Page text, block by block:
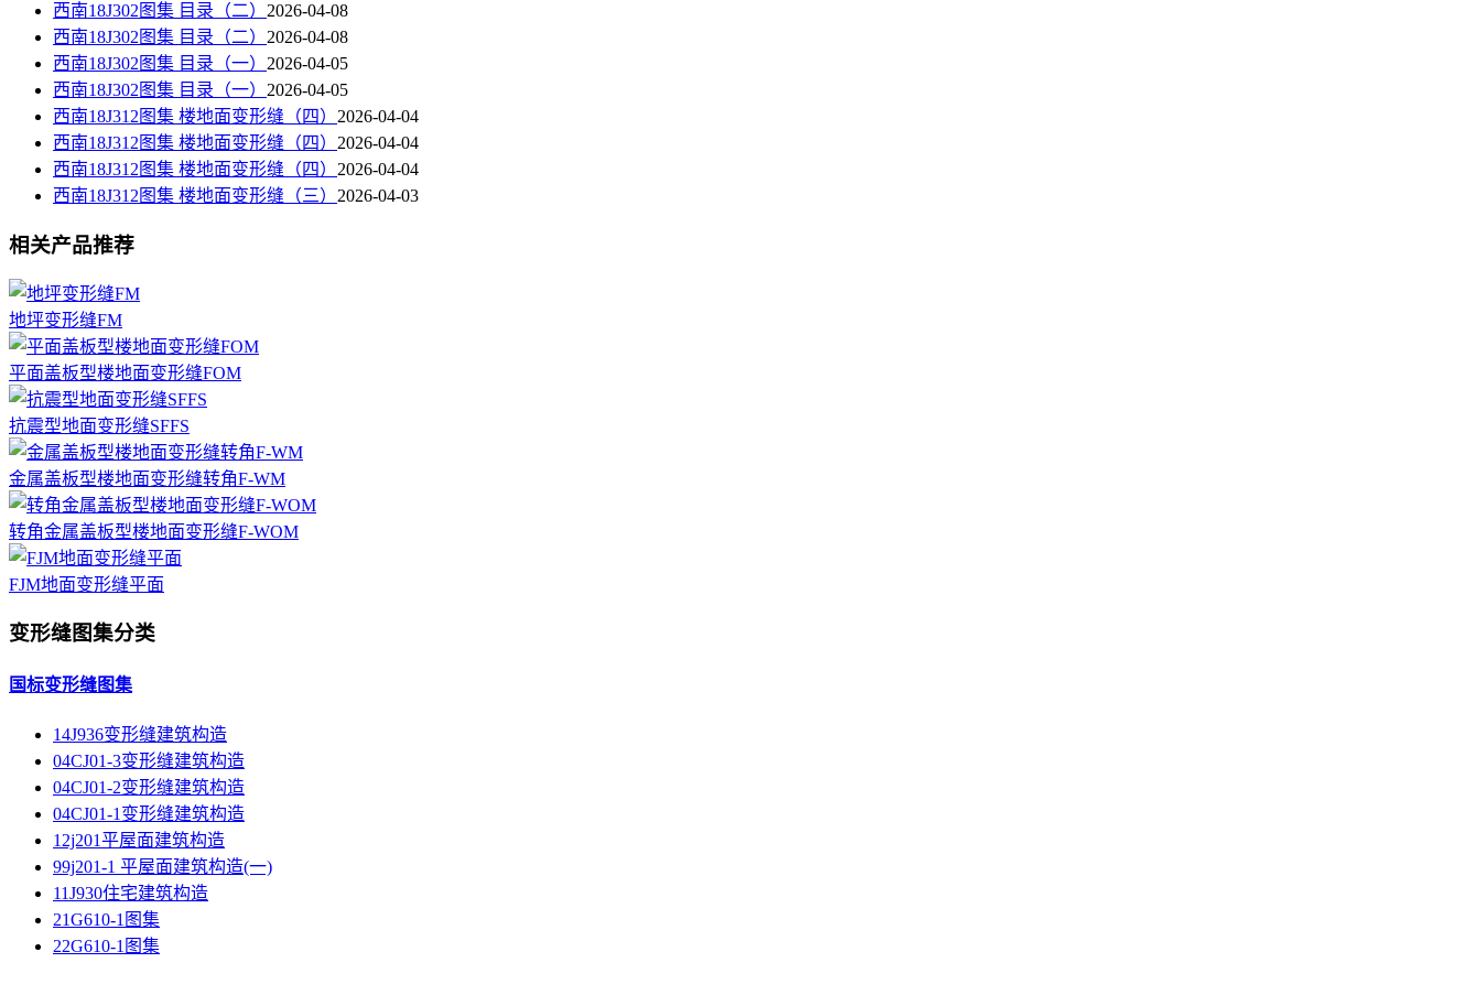
西南18J302图集 目录（二） 2026-04-08
西南18J302图集 目录（二） 2026-04-08
西南18J302图集 目录（一） 2026-04-05
西南18J302图集 目录（一） 2026-04-05
西南18J312图集 楼地面变形缝（四） 2026-04-04
西南18J312图集 楼地面变形缝（四） 2026-04-04
西南18J312图集 楼地面变形缝（四） 2026-04-04
西南18J312图集 楼地面变形缝（三） 2026-04-03
相关产品推荐
地坪变形缝FM
平面盖板型楼地面变形缝FOM
抗震型地面变形缝SFFS
金属盖板型楼地面变形缝转角F-WM
转角金属盖板型楼地面变形缝F-WOM
FJM地面变形缝平面
变形缝图集分类
国标变形缝图集
14J936变形缝建筑构造
04CJ01-3变形缝建筑构造
04CJ01-2变形缝建筑构造
04CJ01-1变形缝建筑构造
12j201平屋面建筑构造
99j201-1 平屋面建筑构造(一)
11J930住宅建筑构造
21G610-1图集
22G610-1图集